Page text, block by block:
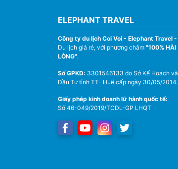
ELEPHANT TRAVEL
Công ty du lịch Coi Voi - Elephant Travel -
Du lịch giá rẻ, với phương châm "100% HÀI
LÒNG".
Số GPKD: 3301546133 do Sở Kế Hoạch và
Đầu Tư tỉnh TT- Huế cấp ngày 30/05/2014.
Giấy phép kinh doanh lữ hành quốc tế:
Số 46-049/2019/TCDL-GP LHQT